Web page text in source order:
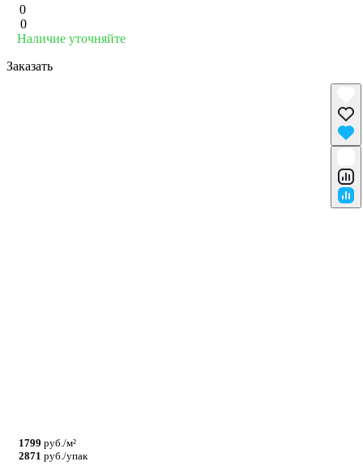
0
0
Наличие уточняйте
Заказать
1799 руб./м²
2871 руб./упак